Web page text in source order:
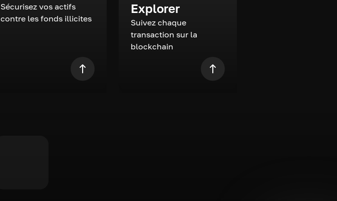
Sécurisez vos actifs
contre les fonds illicites
Explorer
Suivez chaque
transaction sur la
blockchain